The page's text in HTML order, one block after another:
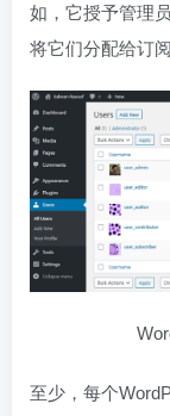
如，它授予管理
将它们分配给订
至少，每个